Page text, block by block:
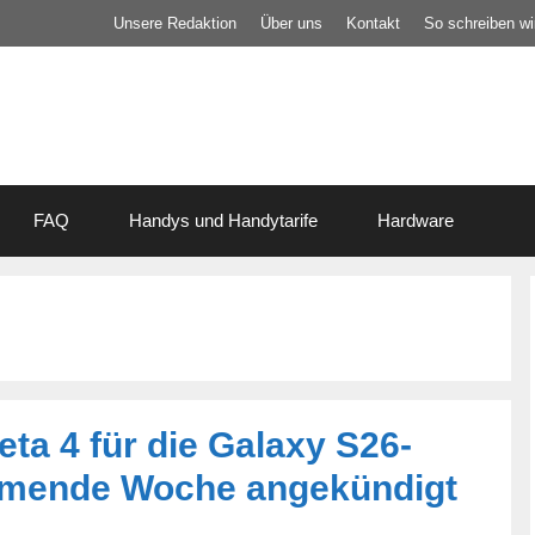
Unsere Redaktion Über uns Kontakt So schreiben
FAQ Handys und Handytarife Hardware
4 für die Galaxy S26-
Woche angekündigt